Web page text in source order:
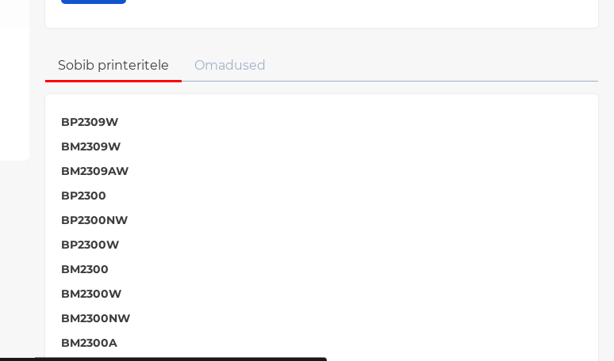
Sobib printeritele Omadused
BP2309W
BM2309W
BM2309AW
BP2300
BP2300NW
BP2300W
BM2300
BM2300W
BM2300NW
BM2300A